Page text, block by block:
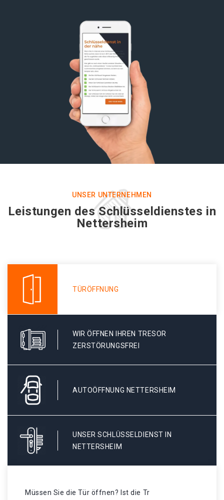
UNSER UNTERNEHMEN
Leistungen des Schlüsseldienstes in
Nettersheim
TÜRÖFFNUNG
WIR ÖFFNEN IHREN TRESOR
ZERSTÖRUNGSFREI
AUTOÖFFNUNG NETTERSHEIM
UNSER SCHLÜSSELDIENST IN
NETTERSHEIM
Müssen Sie die Tür öffnen? Ist die Tr